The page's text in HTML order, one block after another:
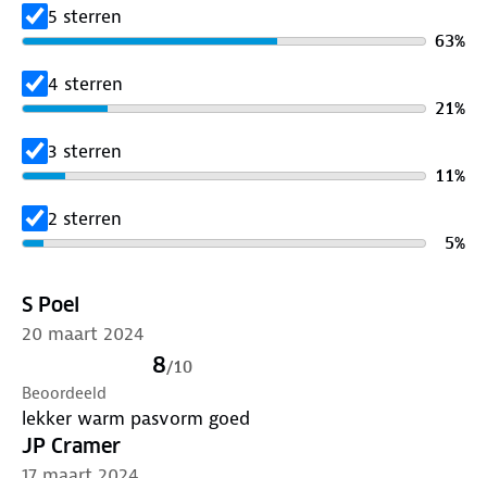
5 sterren
63%
4 sterren
21%
3 sterren
11%
2 sterren
5%
S Poel
20 maart 2024
8/10
Beoordeeld
lekker warm pasvorm goed
JP Cramer